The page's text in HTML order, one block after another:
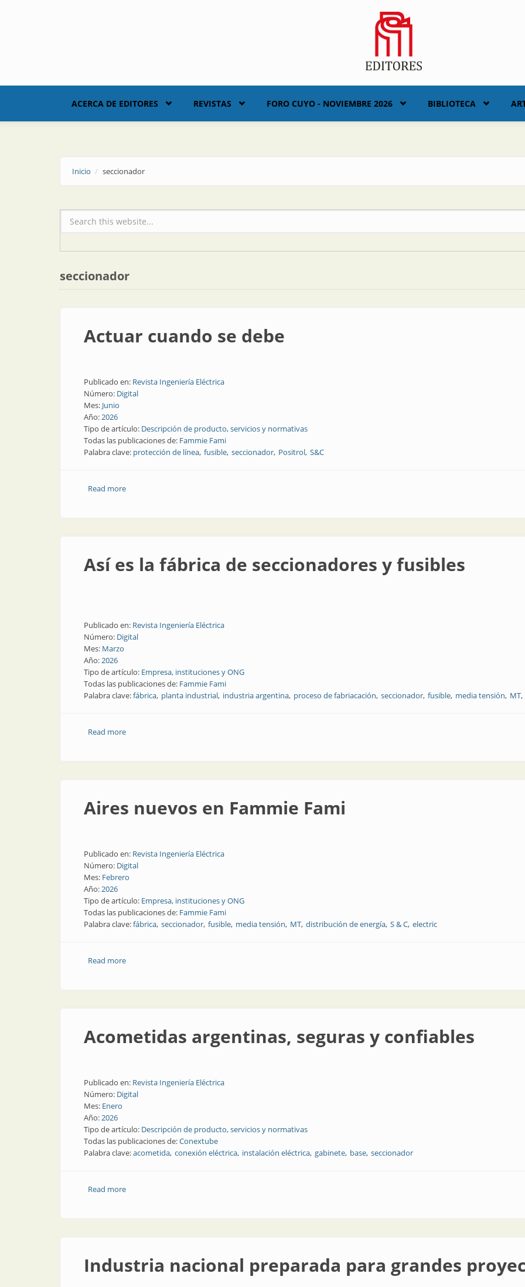
ACERCA DE EDITORES REVISTAS FORO CUYO - NOVIEMBRE 2026 BIBLIOTECA
Inicio seccionador
Formulario de búsqueda
seccionador
Actuar cuando se debe
Publicado en: Revista Ingeniería Eléctrica
Número: Digital
Mes: Junio
Año:2026
Tipo de artículo: Descripción de producto, servicios y normativas
Todas las publicaciones de: Fammie Fami
Palabra clave: protección de línea fusible seccionador Positrol S&C
Read moreabout Actuar cuando se debe
Así es la fábrica de seccionadores y fusibles
Publicado en: Revista Ingeniería Eléctrica
Número: Digital
Mes: Marzo
Año:2026
Tipo de artículo: Empresa, instituciones y ONG
Todas las publicaciones de: Fammie Fami
Palabra clave:fábrica planta industrial industria argentina proceso de fabriacación seccionador fusible media tensión MT
Read moreabout Así es la fábrica de seccionadores y fusibles
Aires nuevos en Fammie Fami
Publicado en: Revista Ingeniería Eléctrica
Número: Digital
Mes: Febrero
Año:2026
Tipo de artículo: Empresa, instituciones y ONG
Todas las publicaciones de: Fammie Fami
Palabra clave:fábrica seccionador fusible media tensión MT distribución de energía S & C electric
Read moreabout Aires nuevos en Fammie Fami
Acometidas argentinas, seguras y confiables
Publicado en: Revista Ingeniería Eléctrica
Número: Digital
Mes: Enero
Año:2026
Tipo de artículo: Descripción de producto, servicios y normativas
Todas las publicaciones de:Conextube
Palabra clave:acometida conexión eléctrica instalación eléctrica gabinete base seccionador
Read moreabout Acometidas argentinas, seguras y confiables
Industria nacional preparada para grandes